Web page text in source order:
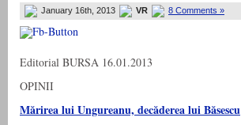
January 16th, 2013 VR 8 Comments »
Editorial BURSA 16.01.2013
OPINII
Mărirea lui Ungureanu, decăderea lui Băsescu